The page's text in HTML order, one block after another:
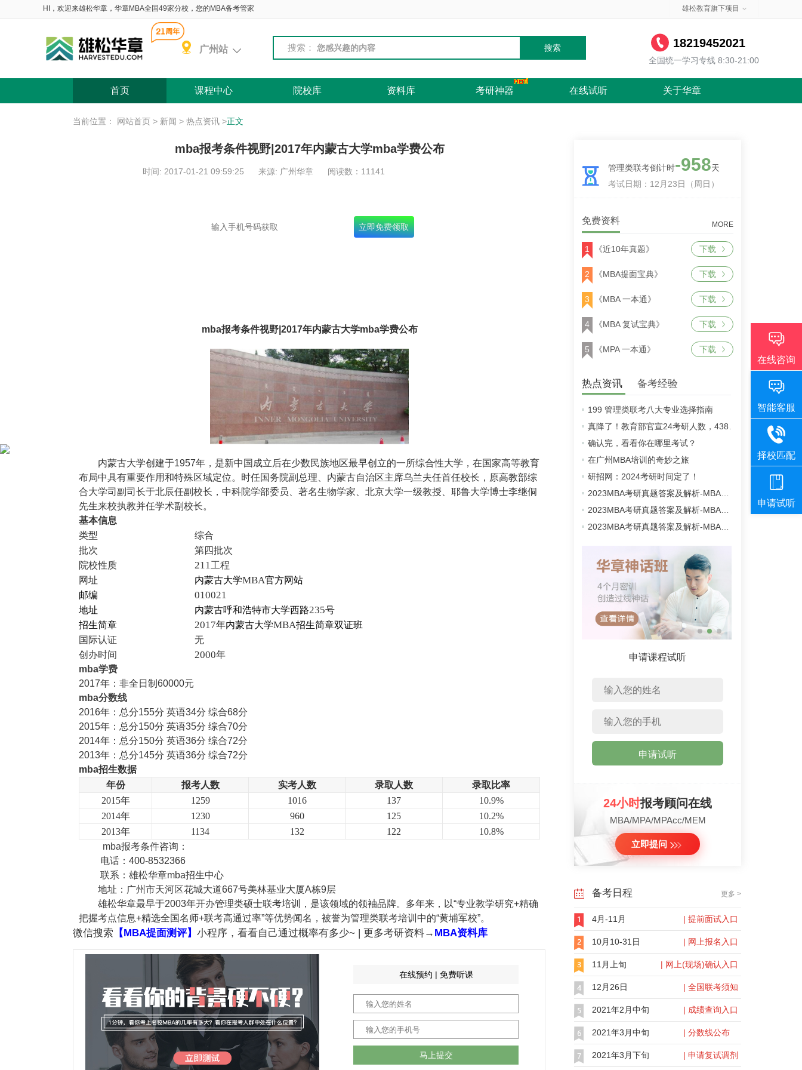
HI，欢迎来雄松华章，华章MBA全国49家分校，您的MBA备考管家 雄松教育旗下项目
广州站 搜索： 搜索 18219452021
全国统一学习专线 8:30-21:00
首页 课程中心 院校库 资料库 考研神器 在线试听 关于华章
当前位置： 网站首页 > 新闻 > 热点资讯 >正文
mba报考条件视野|2017年内蒙古大学mba学费公布
时间: 2017-01-21 09:59:25 来源: 广州华章 阅读数： 11141
mba报考条件视野|2017年内蒙古大学mba学费公布
内蒙古大学创建于1957年，是新中国成立后在少数民族地区最早创立的一所综合性大学，在国家高等教育
布局中具有重要作用和特殊区域定位。时任国务院副总理、内蒙古自治区主席乌兰夫任首任校长，原高教部综
合大学司副司长于北辰任副校长，中科院学部委员、著名生物学家、北京大学一级教授、耶鲁大学博士李继侗
先生来校执教并任学术副校长。
基本信息
类型
综合
批次
第四批次
院校性质
211工程
网址
内蒙古大学MBA官方网站
邮编
010021
地址 内蒙古呼和浩特市大学西路235号
招生简章
2017年内蒙古大学MBA招生简章双证班
国际认证
无
创办时间
2000年
mba学费
2017年：非全日制60000元
mba分数线
2016年：总分155分 英语34分 综合68分
2015年：总分150分 英语35分 综合70分
2014年：总分150分 英语36分 综合72分
2013年：总分145分 英语36分 综合72分
mba招生数据
年份
报考人数 实考人数 录取人数
录取比率
2015年 1259 1016 137
10.9%
2014年 1230 960 125
10.2%
2013年 1134 132 122
10.8%
mba报考条件咨询：
电话：400-8532366
联系：雄松华章mba招生中心
地址：广州市天河区花城大道667号美林基业大厦A栋9层
雄松华章最早于2003年开办管理类硕士联考培训，是该领域的领袖品牌。多年来，以“专业教学研究+精确
把握考点信息+精选全国名师+联考高通过率”等优势闻名，被誉为管理类联考培训中的“黄埔军校”。
微信搜索 【MBA提面测评】 小程序，看看自己通过概率有多少~ | 更多考研资料→ MBA资料库
在线预约 | 免费听课
马上提交
管理类联考倒计时-958天
考试日期：12月23日（周日）
免费资料 MORE
1 《近10年真题》 下载
2 《MBA提面宝典》 下载
3 《MBA 一本通》 下载
4 《MBA 复试宝典》 下载
5 《MPA 一本通》 下载
热点资讯 备考经验
199 管理类联考八大专业选择指南
真降了！教育部官宣24考研人数，438万！
确认完，看看你在哪里考试？
在广州MBA培训的奇妙之旅
研招网：2024考研时间定了！
2023MBA考研真题答案及解析-MBA英语二真题解析（雄松华章文字版）
2023MBA考研真题答案及解析-MBA数学真题解析（雄松华章文字版）
2023MBA考研真题答案及解析-MBA逻辑真题解析（雄松华章文字版）
申请课程试听
申请试听
24小时报考顾问在线
MBA/MPA/MPAcc/MEM
立即提问
备考日程 更多 >
4月-11月 | 提前面试入口
10月10-31日 | 网上报名入口
11月上旬 | 网上(现场)确认入口
12月26日 | 全国联考须知
2021年2月中旬 | 成绩查询入口
2021年3月中旬 | 分数线公布
2021年3月下旬 | 申请复试调剂